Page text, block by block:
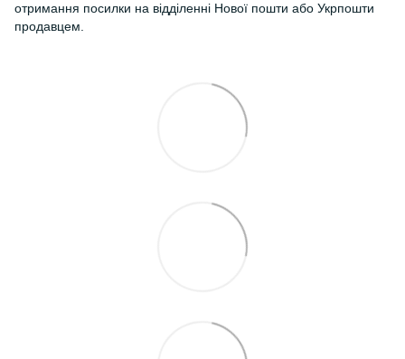
отримання посилки на відділенні Нової пошти або Укрпошти
продавцем.